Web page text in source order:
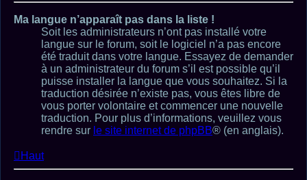
Ma langue n’apparaît pas dans la liste !
Soit les administrateurs n’ont pas installé votre
langue sur le forum, soit le logiciel n’a pas encore
été traduit dans votre langue. Essayez de demander
à un administrateur du forum s’il est possible qu’il
puisse installer la langue que vous souhaitez. Si la
traduction désirée n’existe pas, vous êtes libre de
vous porter volontaire et commencer une nouvelle
traduction. Pour plus d’informations, veuillez vous
rendre sur le site internet de phpBB® (en anglais).
Haut